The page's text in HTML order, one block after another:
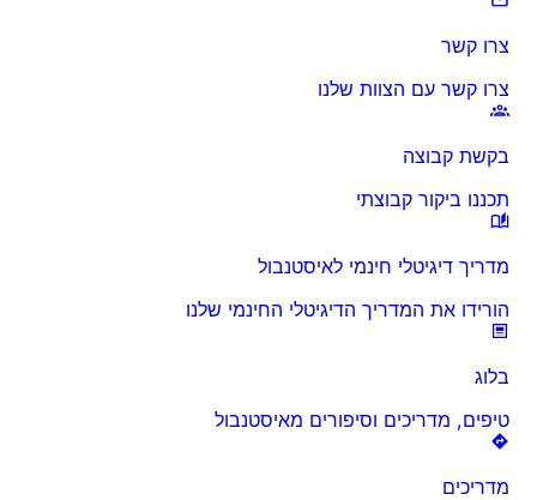
צרו קשר
צרו קשר עם הצוות שלנו
בקשת קבוצה
תכננו ביקור קבוצתי
מדריך דיגיטלי חינמי לאיסטנבול
הורידו את המדריך הדיגיטלי החינמי שלנו
בלוג
טיפים, מדריכים וסיפורים מאיסטנבול
מדריכים